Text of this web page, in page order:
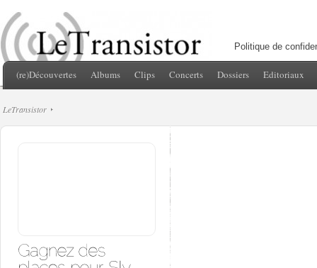
Politique de
(re)Découvertes Albums Clips Concerts Dossiers Editoriaux
LeTransistor